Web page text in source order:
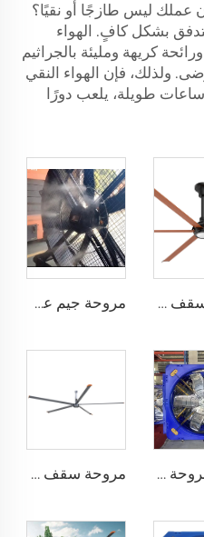
عملك ليس طازجًا أو نقيًا؟
بشكل كافٍ. الهواء
كريهة ومليئة بالجراثيم
ولذلك، فإن الهواء النقي
طويلة، يلعب دورًا
مروحة سقف حديثة بمحرك LED هادئة للاستخدام المنزلي تحكم عن بعد للغرفة المعيشة والغرف Wholesale مروحة جيم عملاقة بطول 1.5 متر IE5 تعمل بالماء بكفاءة نظام تهوية HLVS ومحمولة مع رش ضبابي
2024 مروحة تهوية باردة لبarn الأبقار بحجم كبير قطرها 1140 و1380 ملم مروحة سقف صناعية كبيرة بطول 24 قدمًا (7.3 متر) لتوفير تهوية كبيرة في مستودعات الألبان